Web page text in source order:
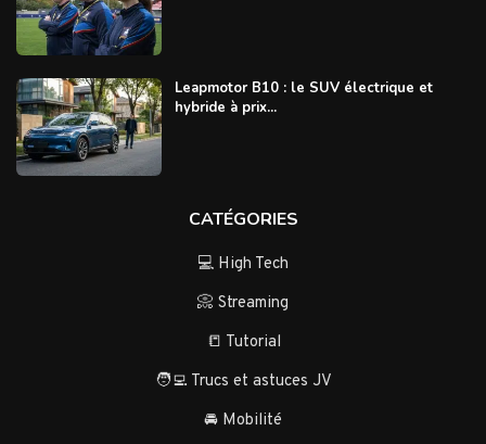
Leapmotor B10 : le SUV électrique et
hybride à prix...
CATÉGORIES
💻 High Tech
📀 Streaming
📒 Tutorial
🧑‍💻 Trucs et astuces JV
🚘 Mobilité